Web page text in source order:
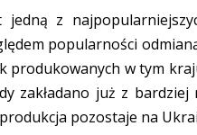
z
popularności
produkowanych w tym
zakładano już z bardziej
pozostaje na